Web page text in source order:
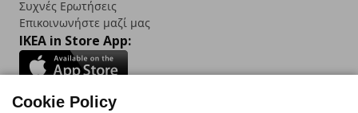
Συχνές Ερωτήσεις
Επικοινωνήστε μαζί μας
IKEA in Store App:
Cookie Policy